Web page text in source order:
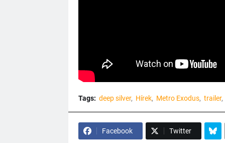
Tags: deep silver Hírek Metro Exodus trailer
Facebook Twitter